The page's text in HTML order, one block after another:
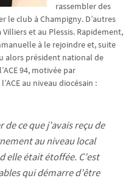
rassembler des
le club à Champigny. D’autres
et au Plessis. Rapidement,
à le rejoindre et, suite
alors président national de
94, motivée par
au niveau diocésain :
ce que j’avais reçu de
au niveau local
elle était étoffée. C’est
qui démarre d’être